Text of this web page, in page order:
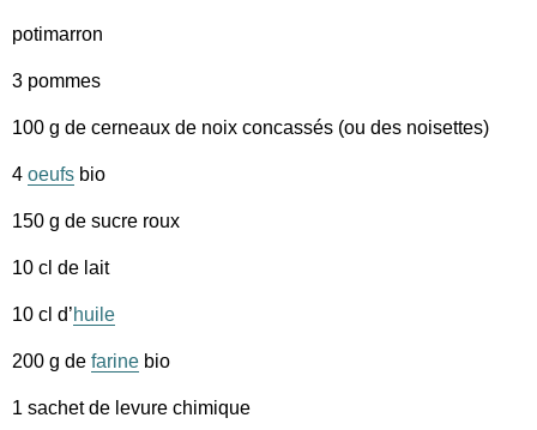
potimarron
3 pommes
100 g de cerneaux de noix concassés (ou des noisettes)
4 oeufs bio
150 g de sucre roux
10 cl de lait
10 cl d’huile
200 g de farine bio
1 sachet de levure chimique